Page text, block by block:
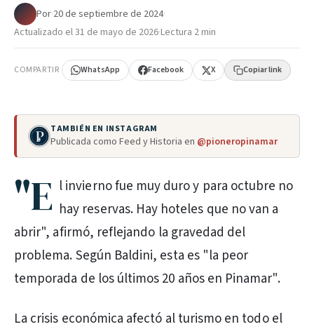
Por·20 de septiembre de 2024·
Actualizado el31 de mayo de 2026·Lectura 2 min
COMPARTIR WhatsApp Facebook X Copiar link
TAMBIÉN EN INSTAGRAM
Publicada como Feed y Historia en @pioneropinamar
"E l invierno fue muy duro y para octubre no
hay reservas. Hay hoteles que no van a
abrir", afirmó, reflejando la gravedad del
problema. Según Baldini, esta es "la peor
temporada de los últimos 20 años en Pinamar".
La crisis económica afectó al turismo en todo el